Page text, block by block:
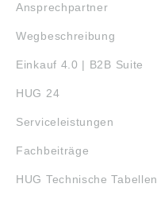
Ansprechpartner
Wegbeschreibung
Einkauf 4.0 | B2B Suite
HUG 24
Serviceleistungen
Fachbeiträge
HUG Technische Tabellen